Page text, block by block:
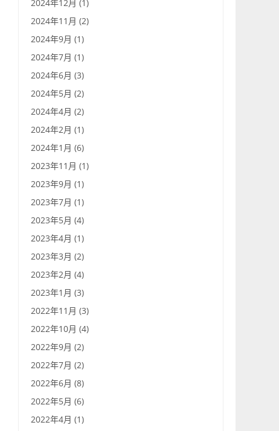
2024年12月 (1)
2024年11月 (2)
2024年9月 (1)
2024年7月 (1)
2024年6月 (3)
2024年5月 (2)
2024年4月 (2)
2024年2月 (1)
2024年1月 (6)
2023年11月 (1)
2023年9月 (1)
2023年7月 (1)
2023年5月 (4)
2023年4月 (1)
2023年3月 (2)
2023年2月 (4)
2023年1月 (3)
2022年11月 (3)
2022年10月 (4)
2022年9月 (2)
2022年7月 (2)
2022年6月 (8)
2022年5月 (6)
2022年4月 (1)